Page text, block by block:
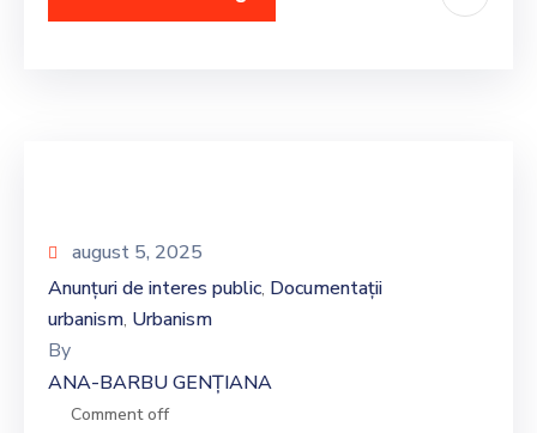
august 5, 2025
Anunțuri de interes public‚ Documentații
urbanism‚ Urbanism
By
ANA-BARBU GENȚIANA
Comment off